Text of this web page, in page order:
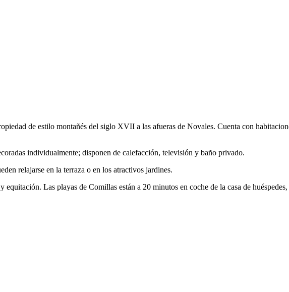
de estilo montañés del siglo XVII a las afueras de Novales. Cuenta con
individualmente; disponen de calefacción, televisión y baño privado.
relajarse en la terraza o en los atractivos jardines.
Las playas de Comillas están a 20 minutos en coche de la casa de